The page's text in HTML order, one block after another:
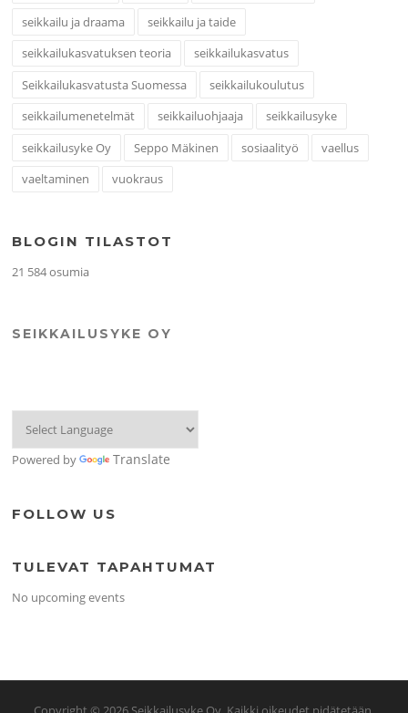
seikkailu ja draama
seikkailu ja taide
seikkailukasvatuksen teoria
seikkailukasvatus
Seikkailukasvatusta Suomessa
seikkailukoulutus
seikkailumenetelmät
seikkailuohjaaja
seikkailusyke
seikkailusyke Oy
Seppo Mäkinen sosiaalityö
vaellus
vaeltaminen
vuokraus
BLOGIN TILASTOT
21 584 osumia
SEIKKAILUSYKE OY
Powered by Translate
FOLLOW US
TULEVAT TAPAHTUMAT
No upcoming events